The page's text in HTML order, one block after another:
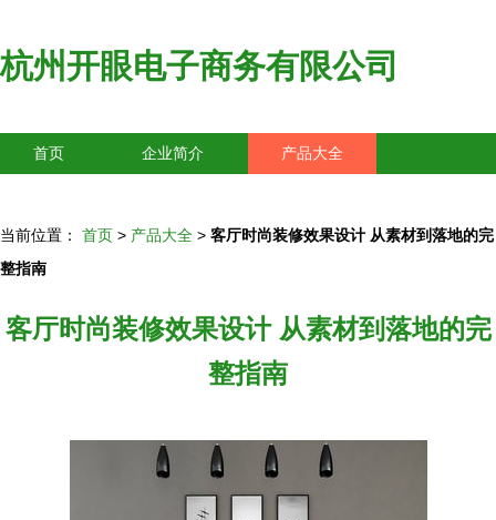
杭州开眼电子商务有限公司
首页 企业简介 产品大全
当前位置： 首页 > 产品大全 > 客厅时尚装修效果设计 从素材到落地的完
整指南
客厅时尚装修效果设计 从素材到落地的完
整指南